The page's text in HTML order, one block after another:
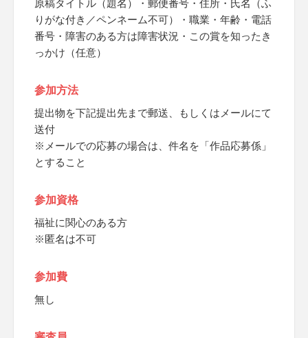
原稿タイトル（題名）・郵便番号・住所・氏名（ふ
りがな付き／ペンネーム不可）・職業・年齢・電話
番号・障害のある方は障害状況・この賞を知ったき
っかけ（任意）
参加方法
提出物を下記提出先まで郵送、もしくはメールにて
送付
※メールでの応募の場合は、件名を「作品応募係」
とすること
参加資格
福祉に関心のある方
※匿名は不可
参加費
無し